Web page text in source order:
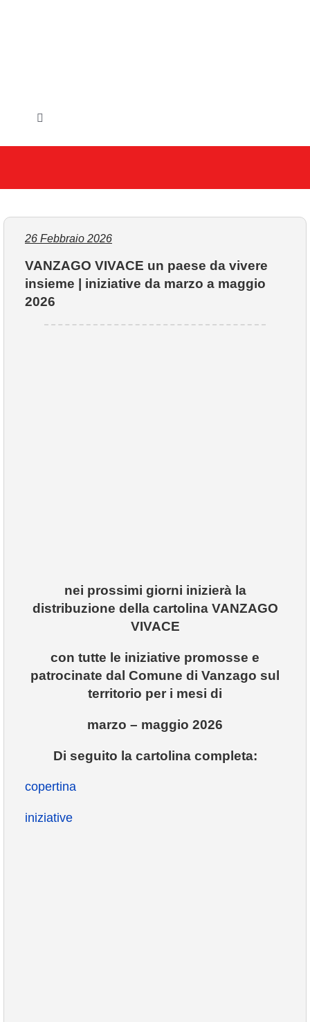
Toggle
IL COMUNE
SERVIZI E UTILITA’
AREE TEMATICHE
26 Febbraio 2026
VANZAGO VIVACE un paese da vivere
insieme | iniziative da marzo a maggio
2026
nei prossimi giorni inizierà la
distribuzione della cartolina VANZAGO
VIVACE
con tutte le iniziative promosse e
patrocinate dal Comune di Vanzago sul
territorio per i mesi di
marzo – maggio 2026
Di seguito la cartolina completa:
copertina
iniziative